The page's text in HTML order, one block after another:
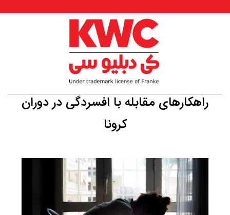
راهکارهای مقابله با افسردگی در دوران
کرونا